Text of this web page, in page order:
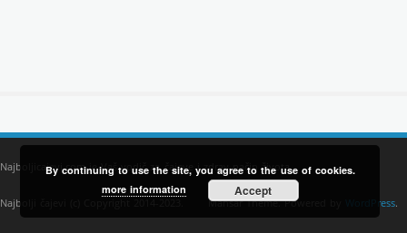
Najboljicajevi.com je Vaš vodič za čajeve i zdrav način života.
Najbolji čajevi (c) Copyright 2014-2023. Mansar Theme. Powered by WordPress.
By continuing to use the site, you agree to the use of cookies.
more information
Accept